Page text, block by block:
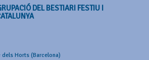
DEL BESTIARI FESTIU I
dels Horts (Barcelona)